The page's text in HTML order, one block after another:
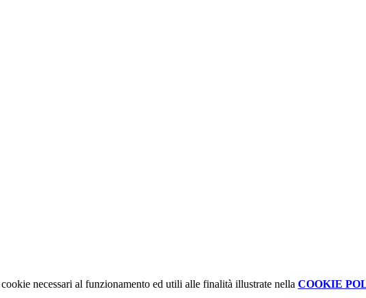
necessari al funzionamento ed utili alle finalità illustrate nella COOKIE